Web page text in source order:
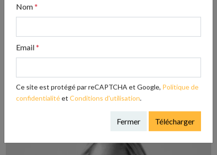
Nom*
Email*
Ce site est protégé par reCAPTCHA et Google, Politique de
confidentialitéet Conditions d'utilisation.
Fermer Télécharger
GRAND EST ZOOM SUR
Zoom sur… Les formations de spas
novembre 9, 2020